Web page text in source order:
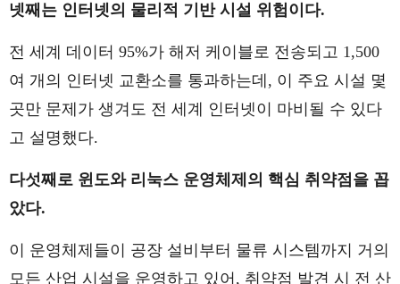
넷째는 인터넷의 물리적 기반 시설 위험이다.
전 세계 데이터 95%가 해저 케이블로 전송되고 1,500
여 개의 인터넷 교환소를 통과하는데, 이 주요 시설 몇
곳만 문제가 생겨도 전 세계 인터넷이 마비될 수 있다
고 설명했다.
다섯째로 윈도와 리눅스 운영체제의 핵심 취약점을 꼽
았다.
이 운영체제들이 공장 설비부터 물류 시스템까지 거의
모든 산업 시설을 운영하고 있어, 취약점 발견 시 전 산